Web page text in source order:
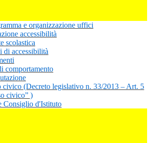
e organizzazione uffici
accessibilità
scolastica
di accessibilità
comportamento
civico (Decreto legislativo n. 33/2013 – Art. 5
civico” )
Consiglio d'Istituto